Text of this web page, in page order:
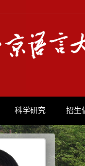
科学研究 招生